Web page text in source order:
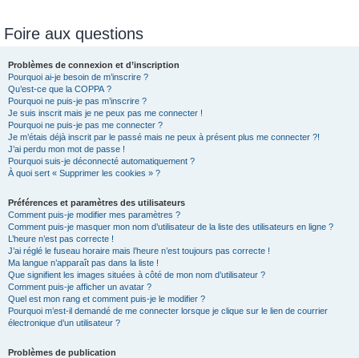
Foire aux questions
Problèmes de connexion et d’inscription
Pourquoi ai-je besoin de m’inscrire ?
Qu’est-ce que la COPPA ?
Pourquoi ne puis-je pas m’inscrire ?
Je suis inscrit mais je ne peux pas me connecter !
Pourquoi ne puis-je pas me connecter ?
Je m’étais déjà inscrit par le passé mais ne peux à présent plus me connecter ?!
J’ai perdu mon mot de passe !
Pourquoi suis-je déconnecté automatiquement ?
À quoi sert « Supprimer les cookies » ?
Préférences et paramètres des utilisateurs
Comment puis-je modifier mes paramètres ?
Comment puis-je masquer mon nom d’utilisateur de la liste des utilisateurs en ligne ?
L’heure n’est pas correcte !
J’ai réglé le fuseau horaire mais l’heure n’est toujours pas correcte !
Ma langue n’apparaît pas dans la liste !
Que signifient les images situées à côté de mon nom d’utilisateur ?
Comment puis-je afficher un avatar ?
Quel est mon rang et comment puis-je le modifier ?
Pourquoi m’est-il demandé de me connecter lorsque je clique sur le lien de courrier
électronique d’un utilisateur ?
Problèmes de publication